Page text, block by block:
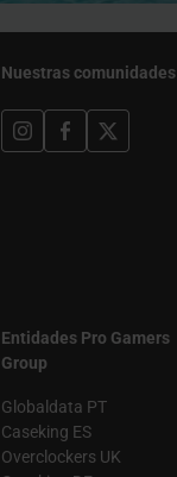
Nuestras comunidades
Entidades Pro Gamers
Group
Globaldata PT
Caseking ES
Overclockers UK